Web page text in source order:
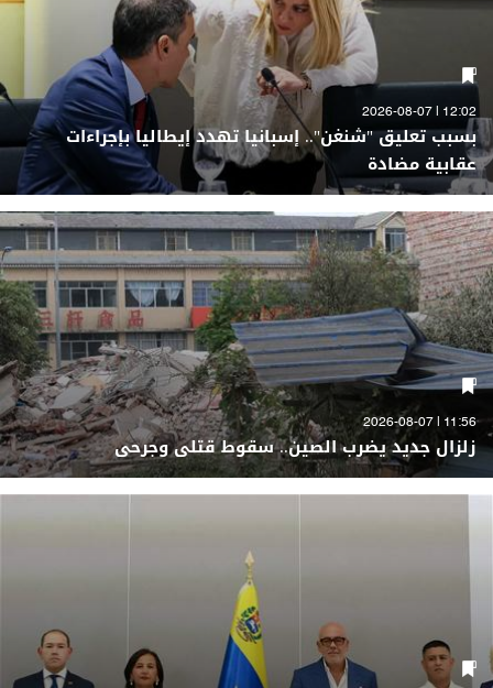
12:02 | 2026-08-07
بسبب تعليق "شنغن".. إسبانيا تهدد إيطاليا بإجراءات
عقابية مضادة
11:56 | 2026-08-07
زلزال جديد يضرب الصين.. سقوط قتلى وجرحى